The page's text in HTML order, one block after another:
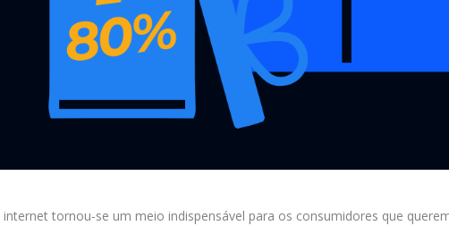
tornou-se um meio indispensável para os consumidores que